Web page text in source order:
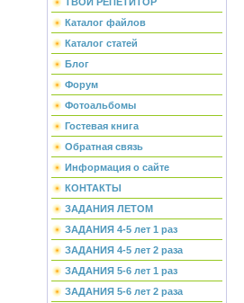
Каталог файлов
Каталог статей
Блог
Форум
Фотоальбомы
Гостевая книга
Обратная связь
Информация о сайте
КОНТАКТЫ
ЗАДАНИЯ ЛЕТОМ
ЗАДАНИЯ 4-5 лет 1 раз
ЗАДАНИЯ 4-5 лет 2 раза
ЗАДАНИЯ 5-6 лет 1 раз
ЗАДАНИЯ 5-6 лет 2 раза